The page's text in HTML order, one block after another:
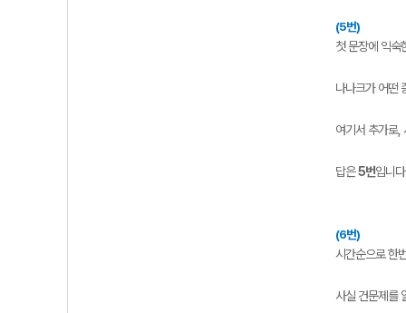
(5번)
첫 문장에 익숙
나나크가 어떤
여기서 추가로,
답은5번입니
(6번)
시간순으로 한
사실 건문제를